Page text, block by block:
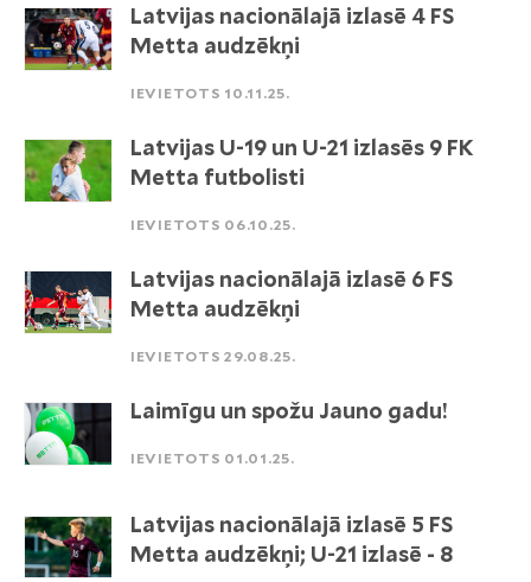
Latvijas nacionālajā izlasē 4 FS
Metta audzēkņi
IEVIETOTS 10.11.25.
Latvijas U-19 un U-21 izlasēs 9 FK
Metta futbolisti
IEVIETOTS 06.10.25.
Latvijas nacionālajā izlasē 6 FS
Metta audzēkņi
IEVIETOTS 29.08.25.
Laimīgu un spožu Jauno gadu!
IEVIETOTS 01.01.25.
Latvijas nacionālajā izlasē 5 FS
Metta audzēkņi; U-21 izlasē - 8